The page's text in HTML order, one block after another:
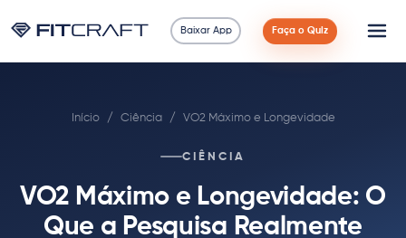
Baixar App Faça o Quiz
90 Dias
Início / Ciência / VO2 Máximo e Longevidade
CIÊNCIA
VO2 Máximo e Longevidade: O
Que a Pesquisa Realmente